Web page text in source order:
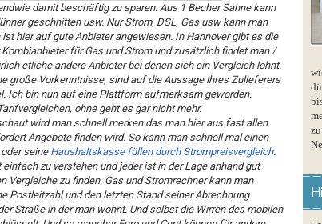
damit beschäftig zu sparen. Aus 1 Becher Sahne kann
geschnitten usw. Nur Strom, DSL, Gas usw kann man
hier auf gute Anbieter angewiesen. In Hannover gibt es die
für Gas und Strom und zusätzlich findet man /
etliche andere Anbieter bei denen sich ein Vergleich lohnt.
große Vorkenntnisse, sind auf die Aussage ihres Zulieferers
Ich bin nun auf eine Plattform aufmerksam geworden.
ohne geht es gar nicht mehr.
wird man schnell merken das man hier aus fast allen
Angebote finden wird. So kann man schnell mal einen
seine Haushaltskasse füllen durch Strompreisvergleich.
zu verstehen und jeder ist in der Lage anhand gut
Vergleiche zu finden. Gas und Stromrechner kann man
Postleitzahl und den letzten Stand seiner Abrechnung
Straße in der man wohnt. Und selbst die Wirren des mobilen